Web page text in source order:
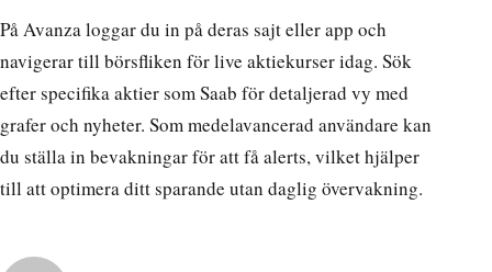
På Avanza loggar du in på deras sajt eller app och
navigerar till börsfliken för live aktiekurser idag. Sök
efter specifika aktier som Saab för detaljerad vy med
grafer och nyheter. Som medelavancerad användare kan
du ställa in bevakningar för att få alerts, vilket hjälper
till att optimera ditt sparande utan daglig övervakning.